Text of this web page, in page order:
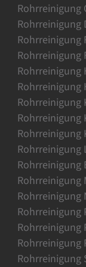
Rohrreinigung
Rohrreinigung
Rohrreinigung
Rohrreinigung
Rohrreinigung
Rohrreinigung
Rohrreinigung
Rohrreinigung
Rohrreinigung
Rohrreinigung
Rohrreinigung
Rohrreinigung
Rohrreinigung
Rohrreinigung
Rohrreinigung
Rohrreinigung